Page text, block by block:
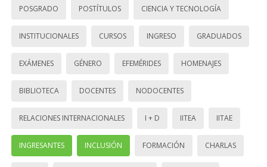
POSGRADO POSTÍTULOS CIENCIA Y TECNOLOGÍA
INSTITUCIONALES CURSOS INGRESO GRADUADOS
EXÁMENES GÉNERO EFEMÉRIDES HOMENAJES
BIBLIOTECA DOCENTES NODOCENTES
RELACIONES INTERNACIONALES I + D IITEA IITAE
INGRESANTES INCLUSIÓN FORMACIÓN CHARLAS